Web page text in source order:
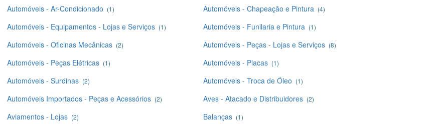
Automóveis - Ar-Condicionado (1) Automóveis - Chapeação e Pintura (4)
Automóveis - Equipamentos - Lojas e Serviços (1) Automóveis - Funilaria e Pintura (1)
Automóveis - Oficinas Mecânicas (2) Automóveis - Peças - Lojas e Serviços (8)
Automóveis - Peças Elétricas (1) Automóveis - Placas (1)
Automóveis - Surdinas (2) Automóveis - Troca de Óleo (1)
Automóveis Importados - Peças e Acessórios (2) Aves - Atacado e Distribuidores (2)
Aviamentos - Lojas (2) Balanças (1)